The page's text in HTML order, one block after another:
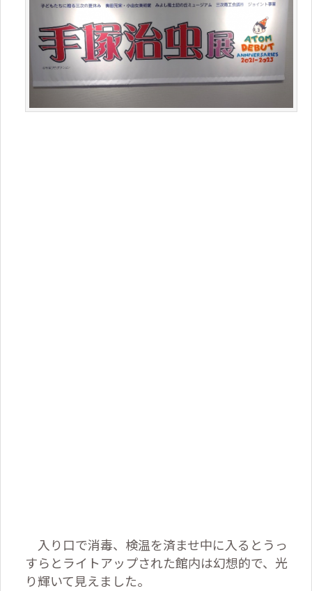
入り口で消毒、検温を済ませ中に入るとうっ
すらとライトアップされた館内は幻想的で、光
り輝いて見えました。